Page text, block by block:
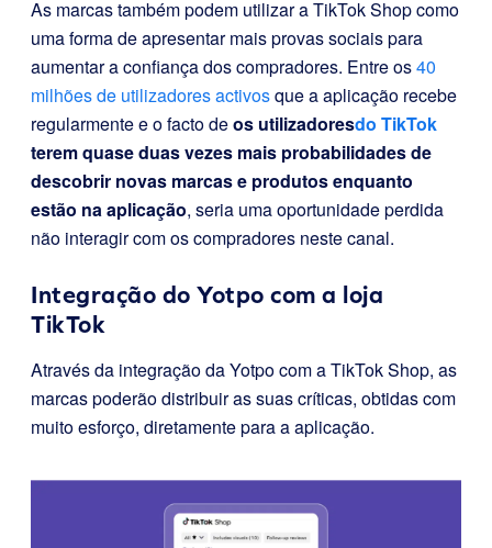
As marcas também podem utilizar a TikTok Shop como
uma forma de apresentar mais provas sociais para
aumentar a confiança dos compradores. Entre os40
milhões de utilizadores activosque a aplicação recebe
regularmente e o facto deos utilizadoresdo TikTok
terem quase duas vezes mais probabilidades de
descobrir novas marcas e produtos enquanto
estão na aplicação, seria uma oportunidade perdida
não interagir com os compradores neste canal.
Integração do Yotpo com a loja
TikTok
Através da integração da Yotpo com a TikTok Shop, as
marcas poderão distribuir as suas críticas, obtidas com
muito esforço, diretamente para a aplicação.